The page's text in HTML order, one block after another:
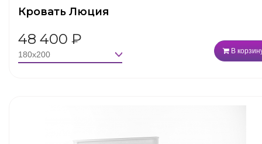
Кровать Люция
48 400 ₽
В